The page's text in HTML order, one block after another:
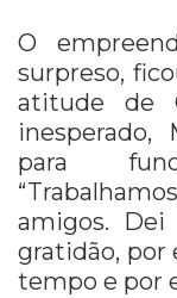
O
surpreso,
atitude de
para
amigos.
gratidão, por
tempo e por